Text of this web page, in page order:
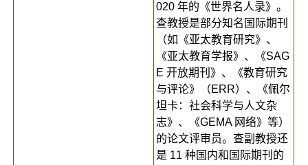
020 年的《世界名人录》。
查教授是部分知名国际期刊
（如《亚太教育研究》、
《亚太教育学报》、《SAG
E 开放期刊》、《教育研究
与评论》（ERR）、《佩尔
坦卡：社会科学与人文杂
志》、《GEMA 网络》等）
的论文评审员。查副教授还
是 11 种国内和国际期刊的